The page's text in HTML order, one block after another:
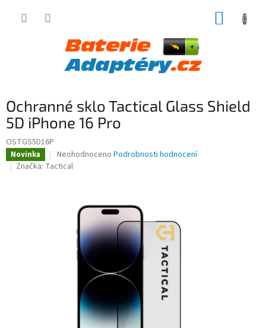
Ochranné sklo Tactical Glass Shield
5D iPhone 16 Pro
OSTGS5D16P
Novinka
Průměrné
hodnocení
hvězdiček.
Neohodnoceno Podrobnosti hodnocení
Značka: Tactical